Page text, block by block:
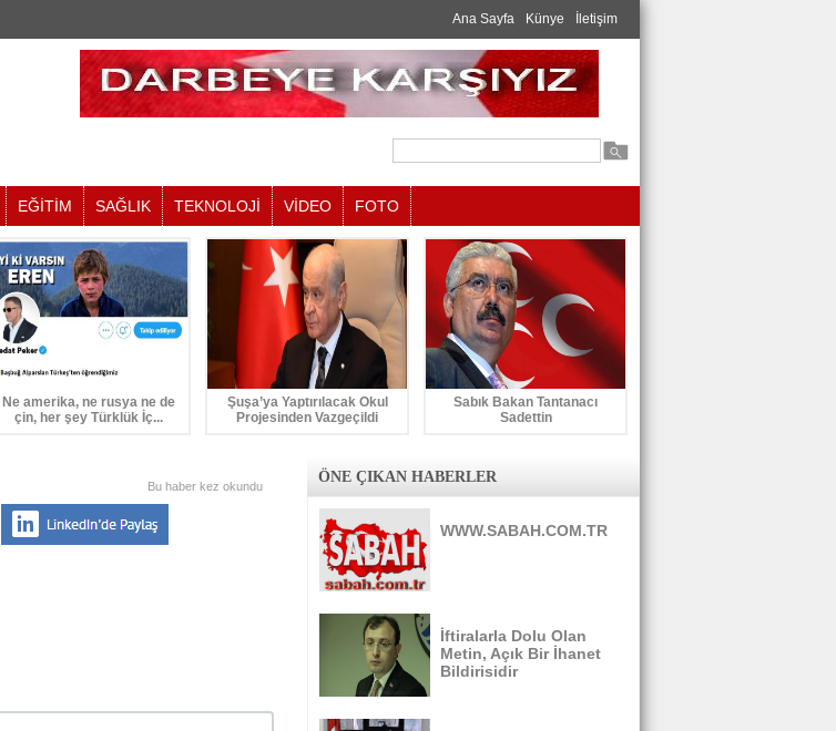
Ana Sayfa Künye İletişim
EĞİTİM SAĞLIK TEKNOLOJİ VİDEO FOTO
Ne amerika, ne rusya ne de
çin, her şey Türklük İç...
Şuşa’ya Yaptırılacak Okul
Projesinden Vazgeçildi
Sabık Bakan Tantanacı
Sadettin
Bu haber kez okundu
ÖNE ÇIKAN HABERLER
WWW.SABAH.COM.TR
İftiralarla Dolu Olan
Metin, Açık Bir İhanet
Bildirisidir